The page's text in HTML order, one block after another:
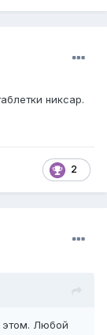
никсар.
2
этом. Любой